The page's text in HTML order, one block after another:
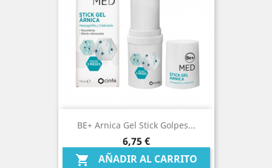
BE+ Arnica Gel Stick Golpes...
Precio
6,75 €
 AÑADIR AL CARRITO